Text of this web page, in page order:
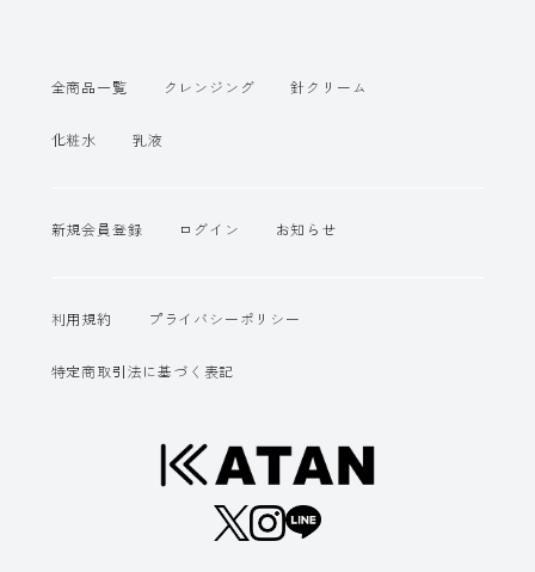
全商品一覧 クレンジング 針クリーム
化粧水 乳液
新規会員登録 ログイン お知らせ
利用規約 プライバシーポリシー
特定商取引法に基づく表記